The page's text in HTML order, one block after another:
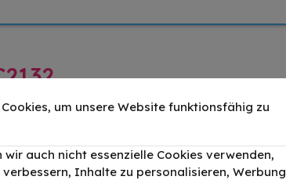
Druckleistung:6000 150,25 € –
um unsere Website funktionsfähig zu
auch nicht essenzielle Cookies verwenden,
Inhalte zu personalisieren, Werbung